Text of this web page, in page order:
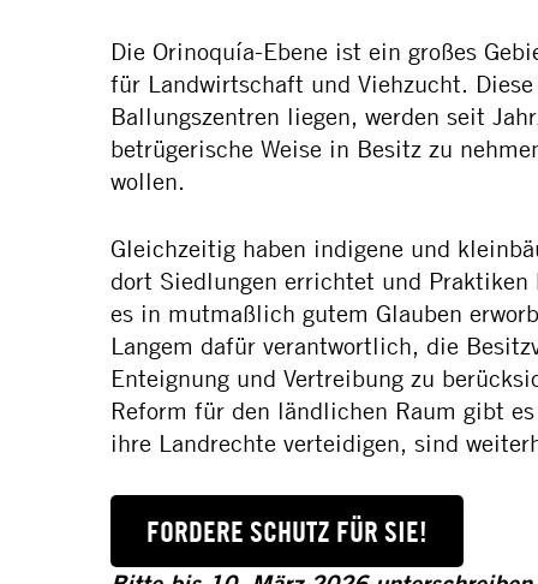
Die Orinoquía-Ebene ist ein großes
für Landwirtschaft und Viehzucht.
Ballungszentren liegen, werden seit
betrügerische Weise in Besitz zu
wollen.
Gleichzeitig haben indigene und
dort Siedlungen errichtet und Praktiken
es in mutmaßlich gutem Glauben
Langem dafür verantwortlich, die
Enteignung und Vertreibung zu
Reform für den ländlichen Raum gibt
ihre Landrechte verteidigen, sind
FORDERE SCHUTZ FÜR SIE!